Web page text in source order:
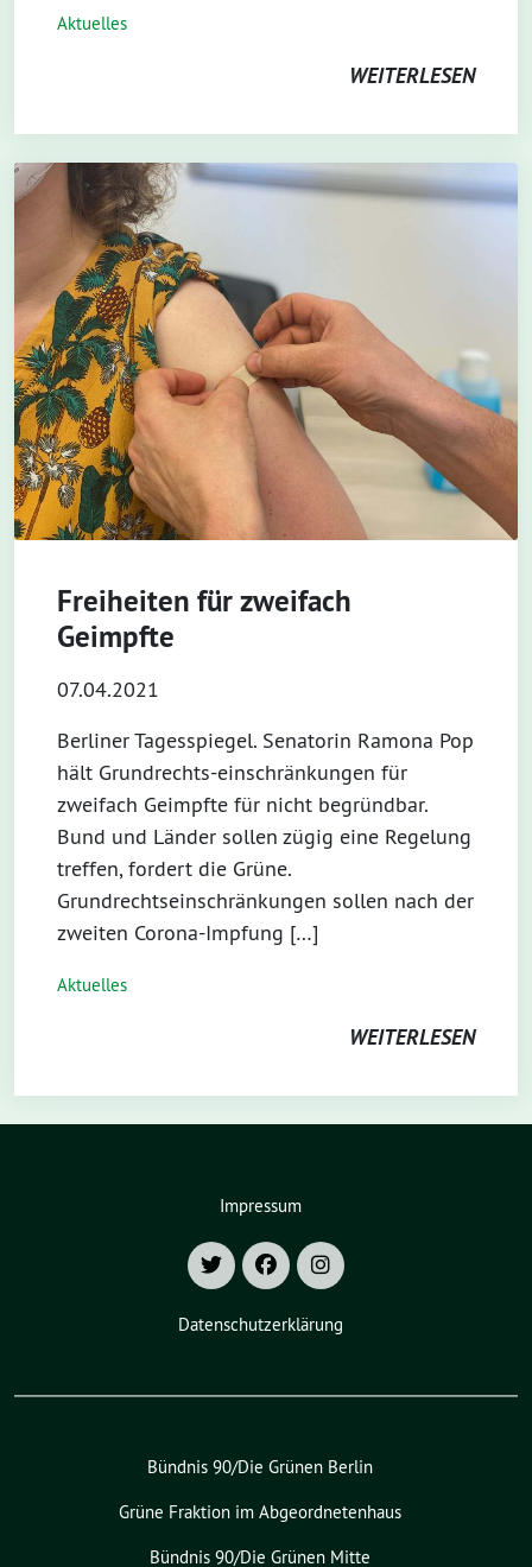
Aktuelles
WEITERLESEN
Freiheiten für zweifach
Geimpfte
07.04.2021
Berliner Tagesspiegel. Senatorin Ramona Pop
hält Grundrechts-einschränkungen für
zweifach Geimpfte für nicht begründbar.
Bund und Länder sollen zügig eine Regelung
treffen, fordert die Grüne.
Grundrechtseinschränkungen sollen nach der
zweiten Corona-Impfung […]
Aktuelles
WEITERLESEN
Impressum
Datenschutzerklärung
Bündnis 90/Die Grünen Berlin
Grüne Fraktion im Abgeordnetenhaus
Bündnis 90/Die Grünen Mitte